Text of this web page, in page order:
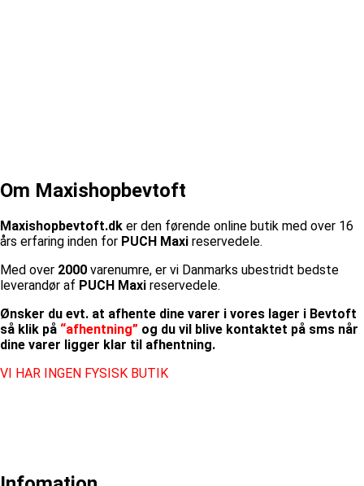
Om Maxishopbevtoft
Maxishopbevtoft.dk er den førende online butik med over 16
års erfaring inden for PUCH Maxi reservedele.
Med over 2000 varenumre, er vi Danmarks ubestridt bedste
leverandør af PUCH Maxi reservedele.
Ønsker du evt. at afhente dine varer i vores lager i Bevtoft
så klik på “afhentning” og du vil blive kontaktet på sms når
dine varer ligger klar til afhentning.
VI HAR INGEN FYSISK BUTIK